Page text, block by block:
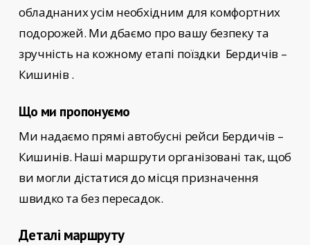
обладнаних усім необхідним для комфортних
подорожей. Ми дбаємо про вашу безпеку та
зручність на кожному етапі поїздки Бердичів –
Кишинів .
Що ми пропонуємо
Ми надаємо прямі автобусні рейси Бердичів –
Кишинів. Наші маршрути організовані так, щоб
ви могли дістатися до місця призначення
швидко та без пересадок.
Деталі маршруту